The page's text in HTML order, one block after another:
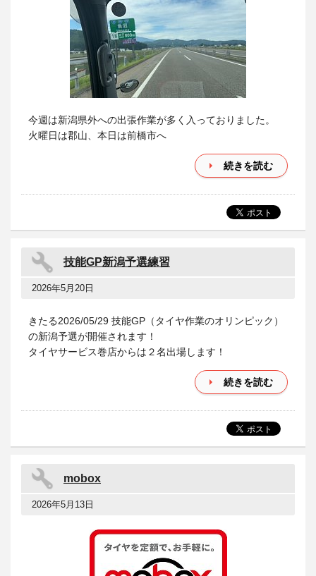
今週は新潟県外への出張作業が多く入っておりました。
火曜日は郡山、本日は前橋市へ
続きを読む
技能GP新潟予選練習
2026年5月20日
きたる2026/05/29 技能GP（タイヤ作業のオリンピック）
の新潟予選が開催されます！
タイヤサービス巻店からは２名出場します！
続きを読む
mobox
2026年5月13日